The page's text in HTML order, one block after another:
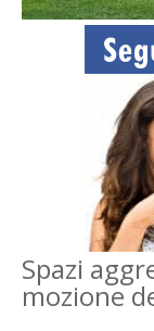
Spazi
mozione